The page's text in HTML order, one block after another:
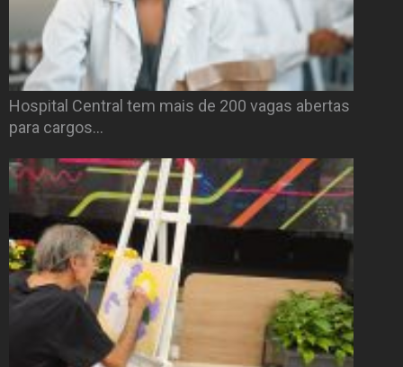
Hospital Central tem mais de 200 vagas abertas
para cargos…